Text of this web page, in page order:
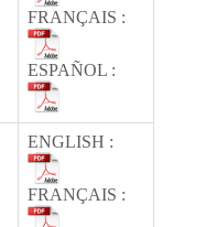
FRANÇAIS :
ESPAÑOL :
ENGLISH :
FRANÇAIS :